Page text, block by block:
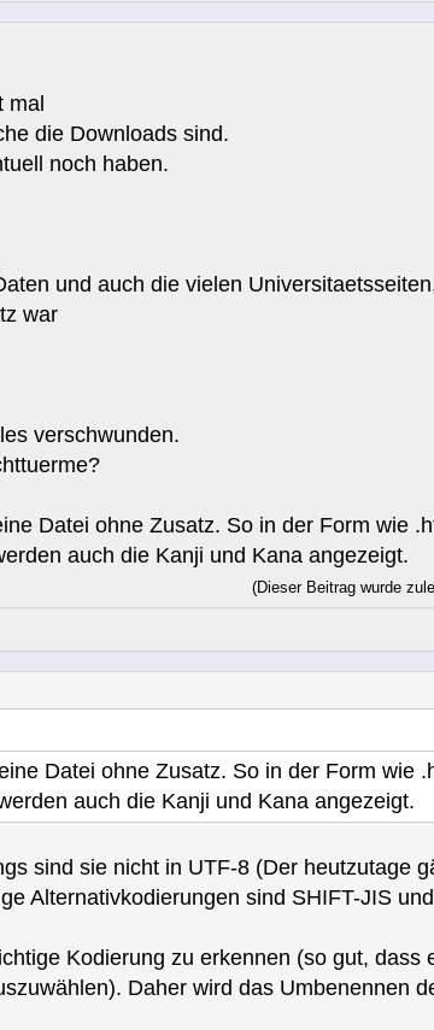
mal
die Downloads sind.
noch haben.
und auch die vielen
war
verschwunden.
Datei ohne Zusatz. So in der Form wie
auch die Kanji und Kana angezeigt.
(Dieser Beitrag wurde
Datei ohne Zusatz. So in der Form wie
auch die Kanji und Kana angezeigt.
sind sie nicht in UTF-8 (Der heutzutage
Alternativkodierungen sind SHIFT-JIS
Kodierung zu erkennen (so gut, dass
Daher wird das Umbenennen